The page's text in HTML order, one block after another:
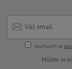
Souhlasím se
Můžete se